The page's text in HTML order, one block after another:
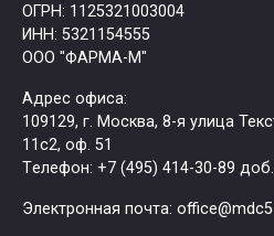
ОГРН: 1125321003004
ИНН: 5321154555
ООО "ФАРМА-М"
Адрес офиса:
109129, г. Москва, ​8-я улица
11с2, оф. 51
Tелефон: +7 (495) 414-30-89 доб.
Электронная почта: